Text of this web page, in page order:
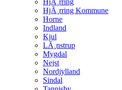
HjÃ¸rring Kommune
Horne
Indland
Kjul
LÃ¸nstrup
Mygdal
Nejst
Nordjylland
Sindal